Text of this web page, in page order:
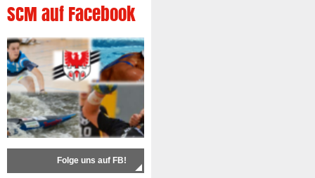
SCM auf Facebook
Folge uns auf FB!